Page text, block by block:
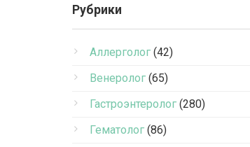
Рубрики
Аллерголог (42)
Венеролог (65)
Гастроэнтеролог (280)
Гематолог (86)